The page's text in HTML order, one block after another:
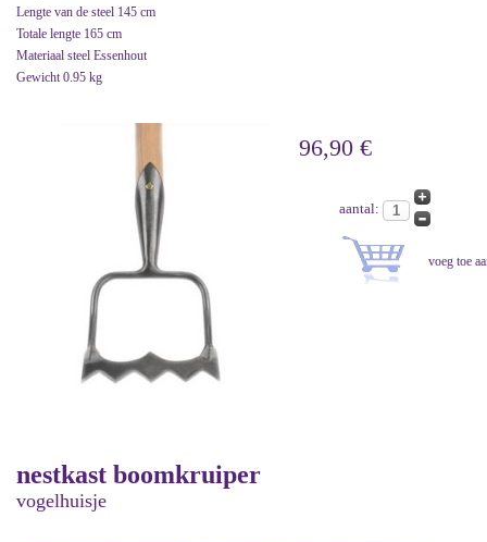
Lengte van de steel 145 cm
Totale lengte 165 cm
Materiaal steel Essenhout
Gewicht 0.95 kg
96,90 €
aantal:
nestkast boomkruiper
vogelhuisje